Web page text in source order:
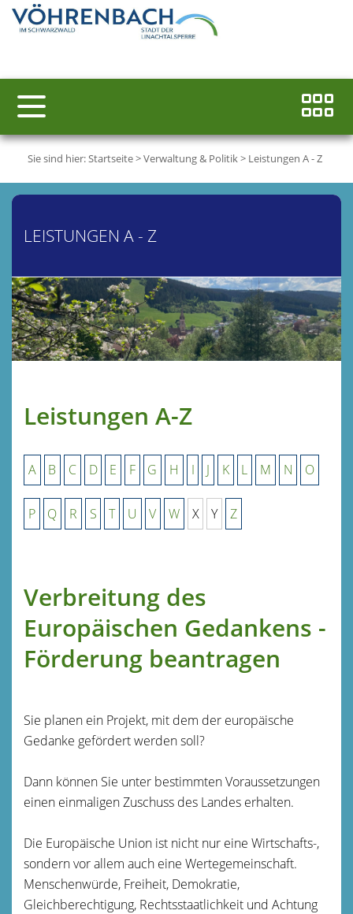
Sie sind hier:Startseite>Verwaltung & Politik> Leistungen A - Z
LEISTUNGEN A - Z
Leistungen A-Z
A B C D E F G H I J K L M N O
P Q R S T U V W X Y Z
Verbreitung des
Europäischen Gedankens -
Förderung beantragen
Sie planen ein Projekt, mit dem der europäische
Gedanke gefördert werden soll?
Dann können Sie unter bestimmten Voraussetzungen
einen einmaligen Zuschuss des Landes erhalten.
Die Europäische Union ist nicht nur eine Wirtschafts-,
sondern vor allem auch eine Wertegemeinschaft.
Menschenwürde, Freiheit, Demokratie,
Gleichberechtigung, Rechtsstaatlichkeit und Achtung